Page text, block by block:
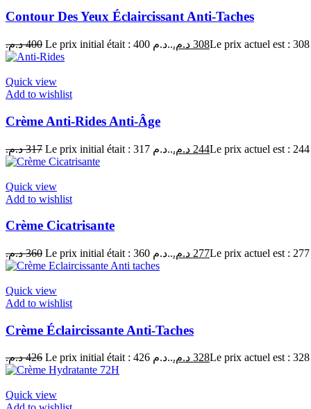
Contour Des Yeux Éclaircissant Anti-Taches
400 د.م. Le prix initial était : 400 د.م.. 308 د.م.
Quick view
Add to wishlist
Crème Anti-Rides Anti-Âge
317 د.م. Le prix initial était : 317 د.م.. 244 د.م.
Quick view
Add to wishlist
Crème Cicatrisante
360 د.م. Le prix initial était : 360 د.م.. 277 د.م.
Quick view
Add to wishlist
Crème Éclaircissante Anti-Taches
426 د.م. Le prix initial était : 426 د.م.. 328 د.م.
Quick view